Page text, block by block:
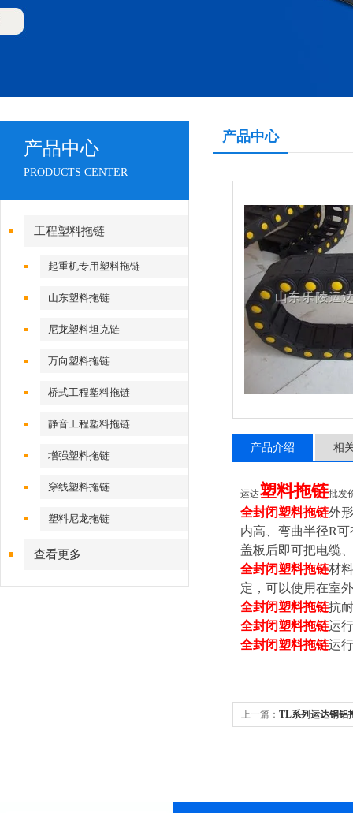
产品中心
PRODUCTS CENTER
工程塑料拖链
起重机专用塑料拖链
山东塑料拖链
尼龙塑料坦克链
万向塑料拖链
桥式工程塑料拖链
静音工程塑料拖链
增强塑料拖链
穿线塑料拖链
塑料尼龙拖链
查看更多
产品中心
产品介绍 相
运达塑料拖链批发
全封闭塑料拖链外
内高、弯曲半径R
盖板后即可把电缆
全封闭塑料拖链材
定，可以使用在室
全封闭塑料拖链抗
全封闭塑料拖链运
全封闭塑料拖链运
上一篇： TL系列运达钢铝